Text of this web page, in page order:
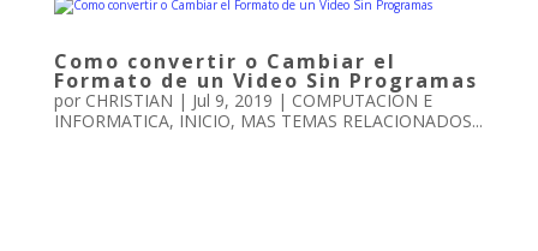
Como convertir o Cambiar el
Formato de un Video Sin Programas
por CHRISTIAN | Jul 9, 2019 | COMPUTACION E
INFORMATICA, INICIO, MAS TEMAS RELACIONADOS...